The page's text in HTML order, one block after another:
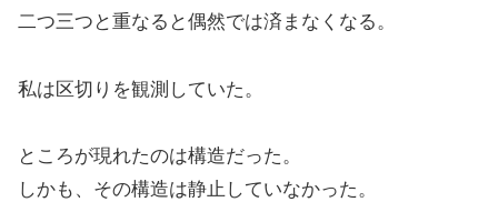
二つ三つと重なると偶然では済まなくなる。
私は区切りを観測していた。
ところが現れたのは構造だった。
しかも、その構造は静止していなかった。